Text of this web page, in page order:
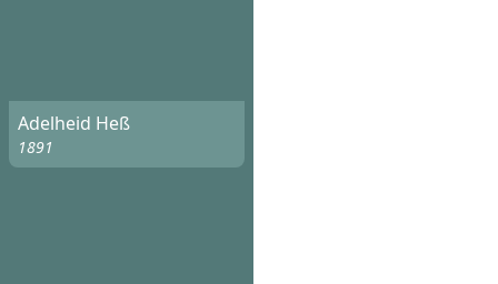
Adelheid Heß
1891